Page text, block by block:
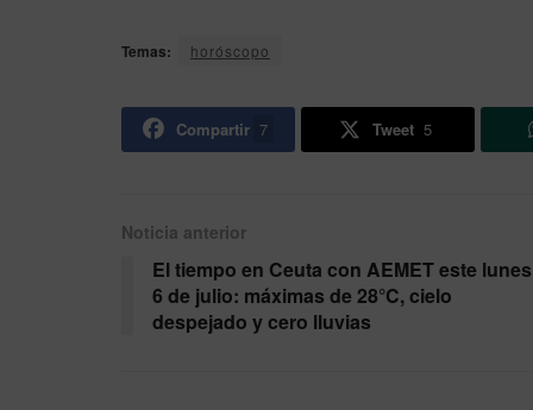
Temas: horóscopo
Compartir 7 Tweet 5
Noticia anterior
El tiempo en Ceuta con AEMET este lunes
6 de julio: máximas de 28°C, cielo
despejado y cero lluvias